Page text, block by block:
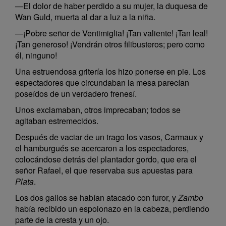
—El dolor de haber perdido a su mujer, la duquesa de
Wan Guld, muerta al dar a luz a la niña.
—¡Pobre señor de Ventimiglia! ¡Tan valiente! ¡Tan leal!
¡Tan generoso! ¡Vendrán otros filibusteros; pero como
él, ninguno!
Una estruendosa gritería los hizo ponerse en pie. Los
espectadores que circundaban la mesa parecían
poseídos de un verdadero frenesí.
Unos exclamaban, otros imprecaban; todos se
agitaban estremecidos.
Después de vaciar de un trago los vasos, Carmaux y
el hamburgués se acercaron a los espectadores,
colocándose detrás del plantador gordo, que era el
señor Rafael, el que reservaba sus apuestas para
Plata.
Los dos gallos se habían atacado con furor, yZambo
había recibido un espolonazo en la cabeza, perdiendo
parte de la cresta y un ojo.